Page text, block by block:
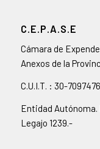
C.E.P.A.S.E
Cámara de
Anexos de la
C.U.I.T. : 30-
Entidad Autónoma.
Legajo 1239.-